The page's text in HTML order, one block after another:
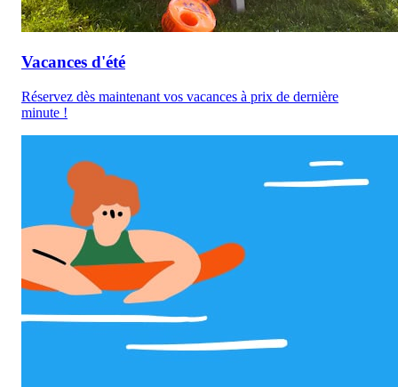
Vacances d'été
Réservez dès maintenant vos vacances à prix de dernière
minute !